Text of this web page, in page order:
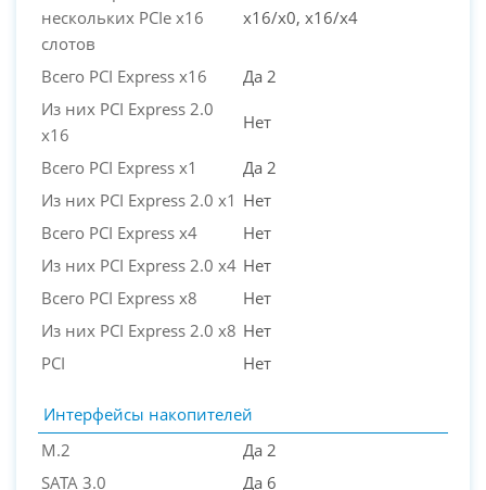
нескольких PCIe x16
слотов
x16/x0, x16/x4
Всего PCI Express x16
Да 2
Из них PCI Express 2.0
x16
Нет
Всего PCI Express x1
Да 2
Из них PCI Express 2.0 x1 Нет
Всего PCI Express x4
Нет
Из них PCI Express 2.0 x4 Нет
Всего PCI Express x8
Нет
Из них PCI Express 2.0 x8 Нет
PCI
Нет
Интерфейсы накопителей
M.2
Да 2
SATA 3.0
Да 6